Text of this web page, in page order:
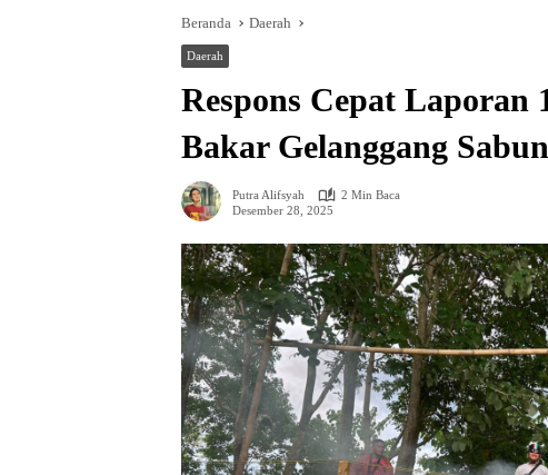
Beranda Daerah
Daerah
Respons Cepat Laporan
Bakar Gelanggang
Putra Alifsyah
2 Min Baca
Desember 28, 2025